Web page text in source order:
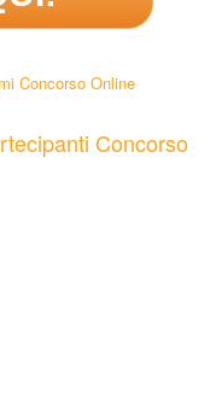
Concorso Online
Concorso